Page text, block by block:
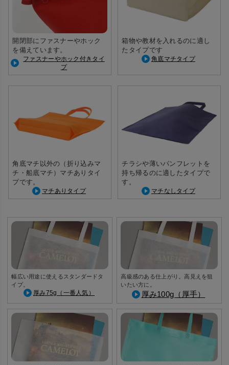
開閉部にファスナーやホック
を備えています。
ファスナーやホック付きタイ
プ
箱物や教材を入れるのに適し
たタイプです
角底マチタイプ
角底マチ以外の（折り込みマ
チ・船底マチ）マチありタイ
プです。
マチありタイプ
チラシや薄いパンフレットを
持ち帰るのに適したタイプで
す。
マチなしタイプ
幅広い用途に使えるスタンダードタ
イプ。
厚み75g（一番人気）
高級感のある仕上がり。高見えを狙
いたい方に。
厚み100g（厚手）